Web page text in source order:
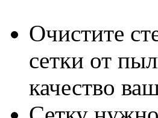
Очистите
сетки от
качество